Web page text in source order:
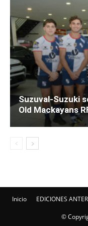
Suzuval-Suzuki
Old Mackayans
Inicio EDICIONES
©